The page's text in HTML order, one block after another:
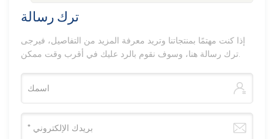
ترك رسالة
إذا كنت مهتمًا بمنتجاتنا وتريد معرفة المزيد من التفاصيل، فيرجى